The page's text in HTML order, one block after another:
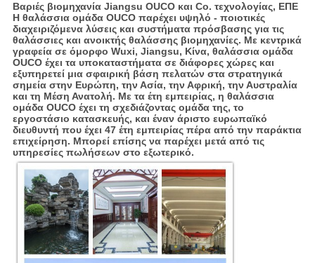
Βαριές βιομηχανία Jiangsu OUCO και Co. τεχνολογίας, ΕΠΕ
Η θαλάσσια ομάδα OUCO παρέχει υψηλό - ποιοτικές
διαχειριζόμενα λύσεις και συστήματα πρόσβασης για τις
θαλάσσιες και ανοικτής θαλάσσης βιομηχανίες. Με κεντρικά
γραφεία σε όμορφο Wuxi, Jiangsu, Κίνα, θαλάσσια ομάδα
OUCO έχει τα υποκαταστήματα σε διάφορες χώρες και
εξυπηρετεί μια σφαιρική βάση πελατών στα στρατηγικά
σημεία στην Ευρώπη, την Ασία, την Αφρική, την Αυστραλία
και τη Μέση Ανατολή. Με τα έτη εμπειρίας, η θαλάσσια
ομάδα OUCO έχει τη σχεδιάζοντας ομάδα της, το
εργοστάσιο κατασκευής, και έναν άριστο ευρωπαϊκό
διευθυντή που έχει 47 έτη εμπειρίας πέρα από την παράκτια
επιχείρηση. Μπορεί επίσης να παρέχει μετά από τις
υπηρεσίες πωλήσεων στο εξωτερικό.